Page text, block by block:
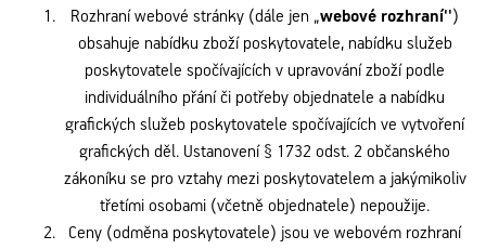
Rozhraní webové stránky (dále jen „webové rozhraní'')
obsahuje nabídku zboží poskytovatele, nabídku služeb
poskytovatele spočívajících v upravování zboží podle
individuálního přání či potřeby objednatele a nabídku
grafických služeb poskytovatele spočívajících ve vytvoření
grafických děl. Ustanovení § 1732 odst. 2 občanského
zákoníku se pro vztahy mezi poskytovatelem a jakýmikoliv
třetími osobami (včetně objednatele) nepoužije.
Ceny (odměna poskytovatele) jsou ve webovém rozhraní